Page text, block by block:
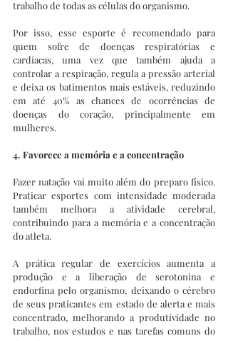
trabalho de todas as células do organismo.
Por isso, esse esporte é recomendado para
quem sofre de doenças respiratórias e
cardíacas, uma vez que também ajuda a
controlar a respiração, regula a pressão arterial
e deixa os batimentos mais estáveis, reduzindo
em até 40% as chances de ocorrências de
doenças do coração, principalmente em
mulheres.
4. Favorece a memória e a concentração
Fazer natação vai muito além do preparo físico.
Praticar esportes com intensidade moderada
também melhora a atividade cerebral,
contribuindo para a memória e a concentração
do atleta.
A prática regular de exercícios aumenta a
produção e a liberação de serotonina e
endorfina pelo organismo, deixando o cérebro
de seus praticantes em estado de alerta e mais
concentrado, melhorando a produtividade no
trabalho, nos estudos e nas tarefas comuns do